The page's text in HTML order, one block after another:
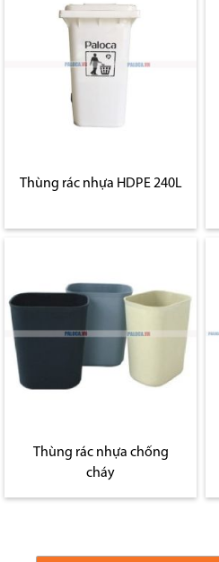
Thùng rác nhựa HDPE 240L
Thùng rác nhựa chống
cháy